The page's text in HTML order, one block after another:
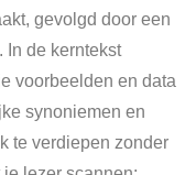
gevolgd door een
In de kerntekst
voorbeelden en data
synoniemen en
te verdiepen zonder